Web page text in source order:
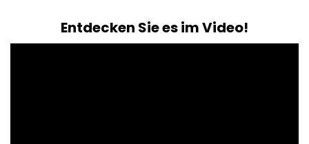
Entdecken Sie es im Video!